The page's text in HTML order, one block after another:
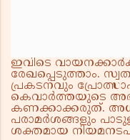
ഇവിടെ
രേഖപ്പെടുത്താം.
പ്രകടനവും
കെവാർത്തയുടെ
കണക്കാക്കരുത്.
പരാമർശങ്ങളും
ശക്തമായ